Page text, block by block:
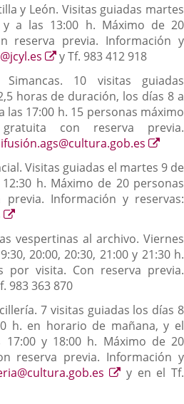
y León. Visitas guiadas martes
a las 13:00 h. Máximo de 20
reserva previa. Información y
Enlace
una
aplicación
externa.
y Tf. 983 412 918
10 visitas guiadas
horas de duración, los días 8 a
las 17:00 h. 15 personas máximo
con reserva previa.
una
Visitas guiadas el martes 9 de
h. Máximo de 20 personas
Información y reservas:
Enlace
una
aplicación
externa.
vespertinas al archivo. Viernes
20:00, 20:30, 21:00 y 21:30 h.
por visita. Con reserva previa.
983 363 870
7 visitas guiadas los días 8
h. en horario de mañana, y el
y 18:00 h. Máximo de 20
reserva previa. Información y
Enlace
y en el Tf.